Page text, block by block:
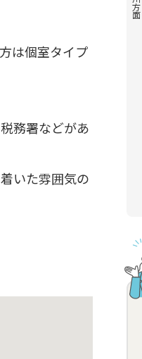
は個室タイプ
務署などがあ
いた雰囲気の